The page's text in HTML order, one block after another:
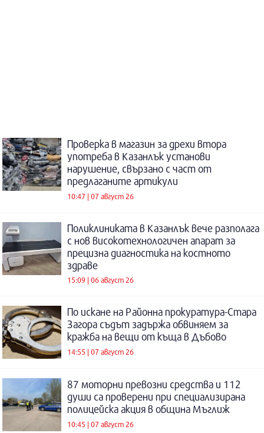
Проверка в магазин за дрехи втора
употреба в Казанлък установи
нарушение, свързано с част от
предлаганите артикули
10:47 | 07 август 26
Поликлиниката в Казанлък вече разполага
с нов високотехнологичен апарат за
прецизна диагностика на костното
здраве
15:09 | 06 август 26
По искане на Районна прокуратура-Стара
Загора съдът задържа обвиняем за
кражба на вещи от къща в Дъбово
14:55 | 07 август 26
87 моторни превозни средства и 112
души са проверени при специализирана
полицейска акция в община Мъглиж
10:45 | 07 август 26